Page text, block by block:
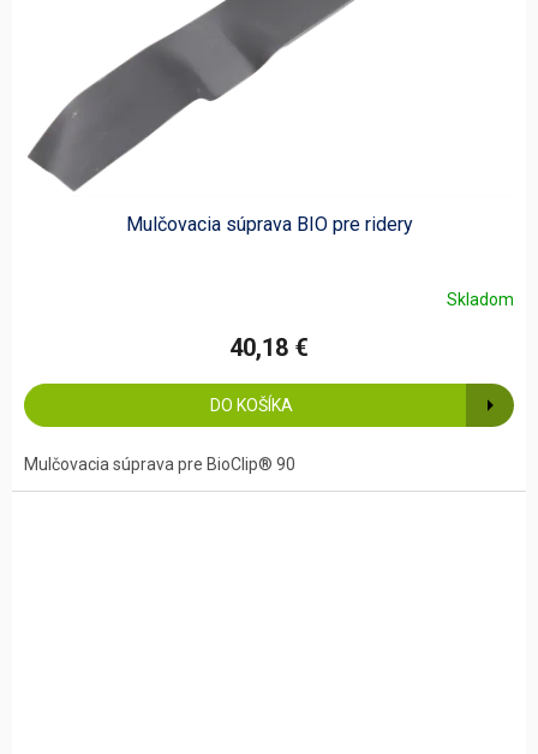
Mulčovacia súprava BIO pre ridery
Skladom
40,18 €
DO KOŠÍKA
Mulčovacia súprava pre BioClip® 90